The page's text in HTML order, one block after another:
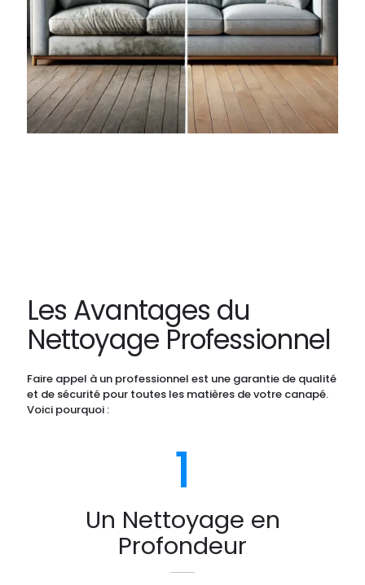
Les Avantages du
Nettoyage Professionnel
Faire appel à un professionnel est une garantie de qualité
et de sécurité pour toutes les matières de votre canapé.
Voici pourquoi :
1
Un Nettoyage en
Profondeur